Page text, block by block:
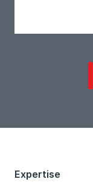
Expertise